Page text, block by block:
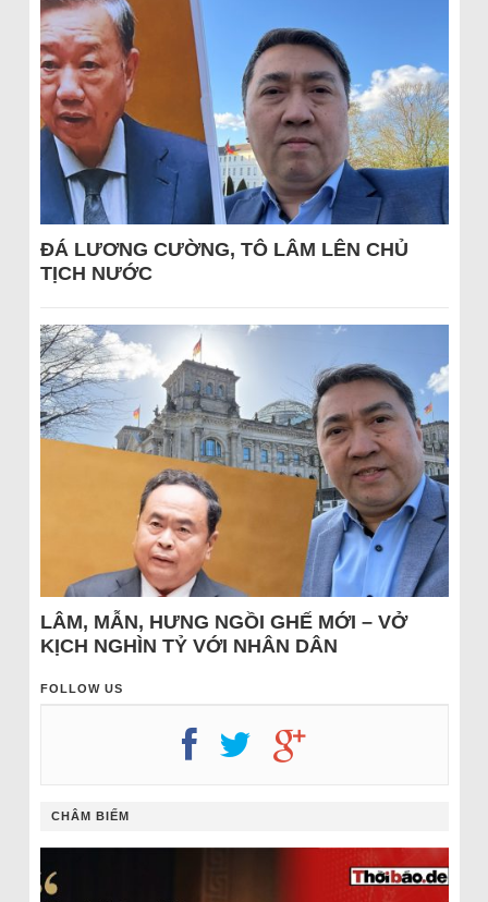
ĐÁ LƯƠNG CƯỜNG, TÔ LÂM LÊN CHỦ
TỊCH NƯỚC
LÂM, MẪN, HƯNG NGỒI GHẾ MỚI – VỞ
KỊCH NGHÌN TỶ VỚI NHÂN DÂN
FOLLOW US
CHÂM BIẾM